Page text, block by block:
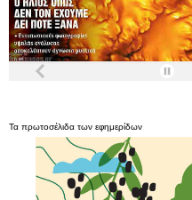
Τα πρωτοσέλιδα των εφημερίδων